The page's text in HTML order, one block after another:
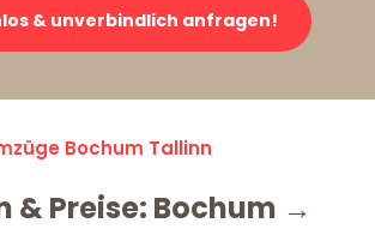
& unverbindlich anfragen!
Bochum Tallinn
& Preise: Bochum →